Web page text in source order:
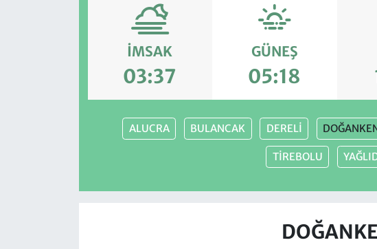
İMSAK
03:37
GÜNEŞ
05:18
ALUCRA BULANCAK DERELİ
TİREBOLU